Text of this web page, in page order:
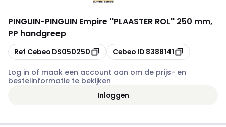
PINGUIN-PINGUIN Empire ''PLAASTER ROL'' 250 mm,
PP handgreep
Kopiëren
Ref Cebeo DS050250 Kopiëren
Cebeo ID 8388141
Log in of maak een account aan om de prijs- en
bestelinformatie te bekijken
Inloggen